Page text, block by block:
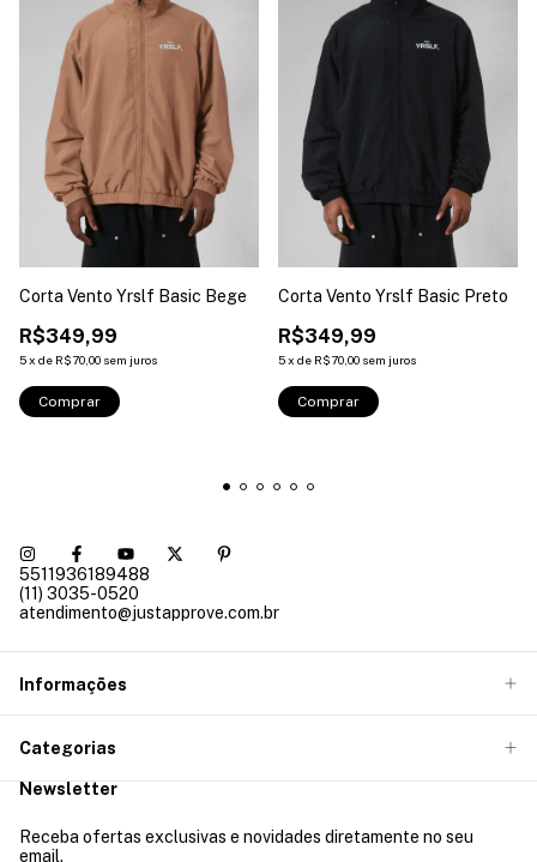
Corta Vento Yrslf Basic Bege
R$349,99
5x de R$70,00 sem juros
Comprar
Corta Vento Yrslf Basic Preto
R$349,99
5x de R$70,00 sem juros
Comprar
5511936189488
(11) 3035-0520
atendimento@justapprove.com.br
Informações
Categorias
Newsletter
Receba ofertas exclusivas e novidades diretamente no seu
email.